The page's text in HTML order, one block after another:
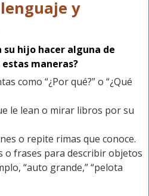
y
su hijo hacer alguna de
maneras?
como “¿Por qué?” o “¿Qué
le lean o mirar libros por su
o repite rimas que conoce.
o frases para describir objetos
“auto grande,” “pelota